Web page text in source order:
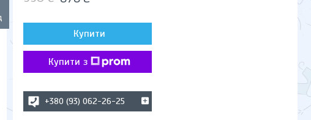
Купити
Купити з
+380 (93) 062-26-25